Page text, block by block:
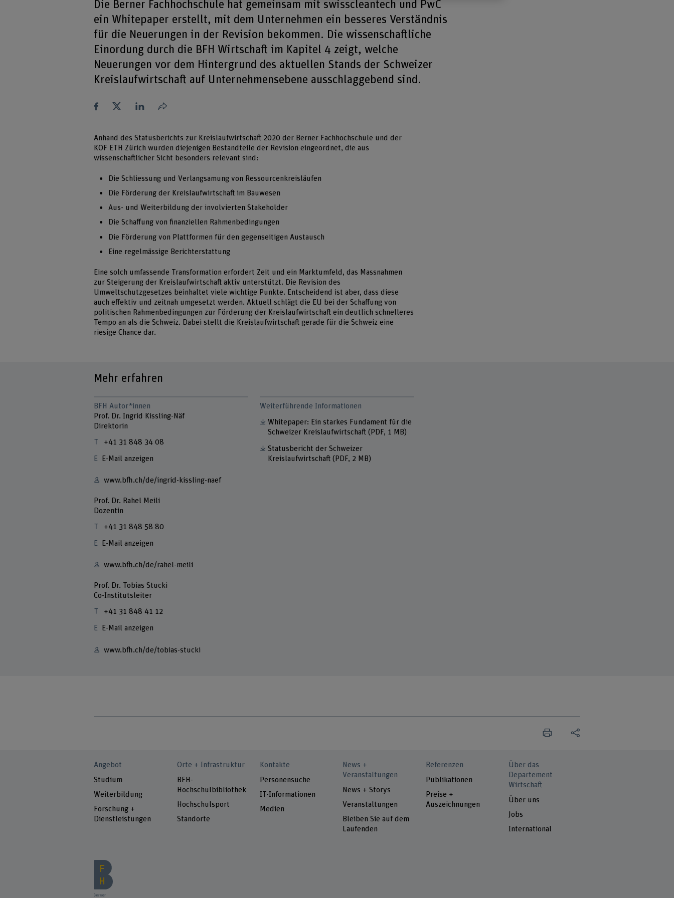
Die Berner Fachhochschule hat gemeinsam mit swisscleantech und PwC
ein Whitepaper erstellt, mit dem Unternehmen ein besseres Verständnis
für die Neuerungen in der Revision bekommen. Die wissenschaftliche
Einordung durch die BFH Wirtschaft im Kapitel 4 zeigt, welche
Neuerungen vor dem Hintergrund des aktuellen Stands der Schweizer
Kreislaufwirtschaft auf Unternehmensebene ausschlaggebend sind.
Teilen
Anhand des Statusberichts zur Kreislaufwirtschaft 2020 der Berner Fachhochschule und der
KOF ETH Zürich wurden diejenigen Bestandteile der Revision eingeordnet, die aus
wissenschaftlicher Sicht besonders relevant sind:
Die Schliessung und Verlangsamung von Ressourcenkreisläufen
Die Förderung der Kreislaufwirtschaft im Bauwesen
Aus- und Weiterbildung der involvierten Stakeholder
Die Schaffung von finanziellen Rahmenbedingungen
Die Förderung von Plattformen für den gegenseitigen Austausch
Eine regelmässige Berichterstattung
Eine solch umfassende Transformation erfordert Zeit und ein Marktumfeld, das Massnahmen
zur Steigerung der Kreislaufwirtschaft aktiv unterstützt. Die Revision des
Umweltschutzgesetzes beinhaltet viele wichtige Punkte. Entscheidend ist aber, dass diese
auch effektiv und zeitnah umgesetzt werden. Aktuell schlägt die EU bei der Schaffung von
politischen Rahmenbedingungen zur Förderung der Kreislaufwirtschaft ein deutlich schnelleres
Tempo an als die Schweiz. Dabei stellt die Kreislaufwirtschaft gerade für die Schweiz eine
riesige Chance dar.
Mehr erfahren
BFH Autor*innen
Prof. Dr. Ingrid Kissling-Näf
Direktorin
+41 31 848 34 08
E-Mail anzeigen
www.bfh.ch/de/ingrid-kissling-naef
Prof. Dr. Rahel Meili
Dozentin
+41 31 848 58 80
E-Mail anzeigen
www.bfh.ch/de/rahel-meili
Prof. Dr. Tobias Stucki
Co-Institutsleiter
+41 31 848 41 12
E-Mail anzeigen
www.bfh.ch/de/tobias-stucki
Weiterführende Informationen
Whitepaper: Ein starkes Fundament für die
Schweizer Kreislaufwirtschaft (PDF, 1 MB)
Statusbericht der Schweizer
Kreislaufwirtschaft (PDF, 2 MB)
Angebot
Studium
Weiterbildung
Forschung +
Dienstleistungen
Orte + Infrastruktur
BFH-
Hochschulbibliothek
Hochschulsport
Standorte
Kontakte
Personensuche
IT-Informationen
Medien
News +
Veranstaltungen
News + Storys
Veranstaltungen
Bleiben Sie auf dem
Laufenden
Referenzen
Publikationen
Preise +
Auszeichnungen
Über das
Departement
Wirtschaft
Über uns
Jobs
International